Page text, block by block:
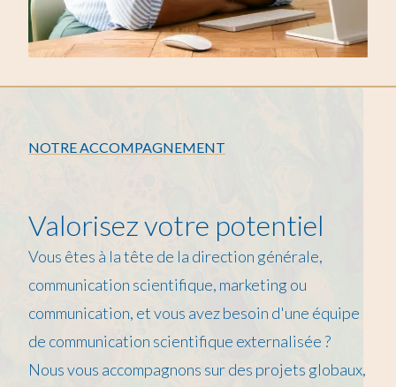
NOTRE ACCOMPAGNEMENT
Valorisez votre potentiel
Vous êtes à la tête de la direction générale,
communication scientifique, marketing ou
communication, et vous avez besoin d'une équipe
de communication scientifique externalisée ?
Nous vous accompagnons sur des projets globaux,